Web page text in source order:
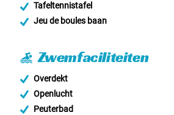
Tafeltennistafel
Jeu de boules baan
Zwemfaciliteiten
Overdekt
Openlucht
Peuterbad